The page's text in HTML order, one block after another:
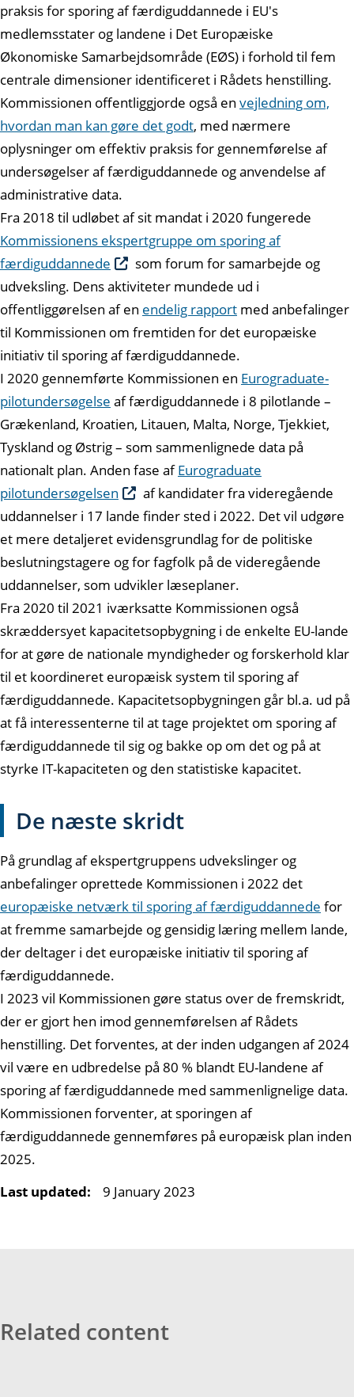
praksis for sporing af færdiguddannede i EU's
medlemsstater og landene i Det Europæiske
Økonomiske Samarbejdsområde (EØS) i forhold til fem
centrale dimensioner identificeret i Rådets henstilling.
Kommissionen offentliggjorde også en vejledning om,
hvordan man kan gøre det godt, med nærmere
oplysninger om effektiv praksis for gennemførelse af
undersøgelser af færdiguddannede og anvendelse af
administrative data.
Fra 2018 til udløbet af sit mandat i 2020 fungerede
Kommissionens ekspertgruppe om sporing af
færdiguddannede
som forum for samarbejde og
udveksling. Dens aktiviteter mundede ud i
offentliggørelsen af en endelig rapport med anbefalinger
til Kommissionen om fremtiden for det europæiske
initiativ til sporing af færdiguddannede.
I 2020 gennemførte Kommissionen en Eurograduate-
pilotundersøgelse af færdiguddannede i 8 pilotlande –
Grækenland, Kroatien, Litauen, Malta, Norge, Tjekkiet,
Tyskland og Østrig – som sammenlignede data på
nationalt plan. Anden fase afEurograduate
pilotundersøgelsen
af kandidater fra videregående
uddannelser i 17 lande finder sted i 2022. Det vil udgøre
et mere detaljeret evidensgrundlag for de politiske
beslutningstagere og for fagfolk på de videregående
uddannelser, som udvikler læseplaner.
Fra 2020 til 2021 iværksatte Kommissionen også
skræddersyet kapacitetsopbygning i de enkelte EU-lande
for at gøre de nationale myndigheder og forskerhold klar
til et koordineret europæisk system til sporing af
færdiguddannede. Kapacitetsopbygningen går bl.a. ud på
at få interessenterne til at tage projektet om sporing af
færdiguddannede til sig og bakke op om det og på at
styrke IT-kapaciteten og den statistiske kapacitet.
De næste skridt
På grundlag af ekspertgruppens udvekslinger og
anbefalinger oprettede Kommissionen i 2022 det
europæiske netværk til sporing af færdiguddannede for
at fremme samarbejde og gensidig læring mellem lande,
der deltager i det europæiske initiativ til sporing af
færdiguddannede.
I 2023 vil Kommissionen gøre status over de fremskridt,
der er gjort hen imod gennemførelsen af Rådets
henstilling. Det forventes, at der inden udgangen af 2024
vil være en udbredelse på 80 % blandt EU-landene af
sporing af færdiguddannede med sammenlignelige data.
Kommissionen forventer, at sporingen af
færdiguddannede gennemføres på europæisk plan inden
2025.
Last updated:
9 January 2023
Related content